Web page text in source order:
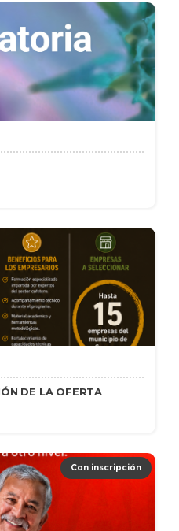
más
más
DE LA OFERTA
más
Con inscripción